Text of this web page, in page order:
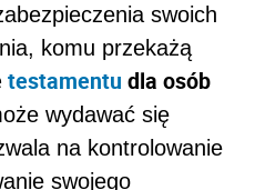
swoich
komu przekażą
testamentu dla osób
wydawać się
na kontrolowanie
swojego